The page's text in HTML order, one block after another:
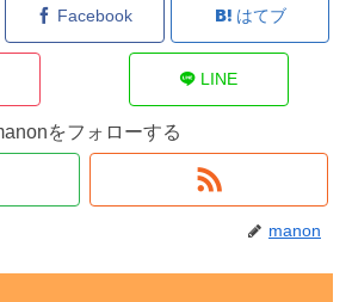
Facebook はてブ
LINE
をフォローする
manon